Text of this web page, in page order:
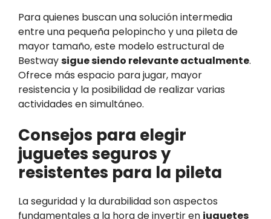
Para quienes buscan una solución intermedia
entre una pequeña pelopincho y una pileta de
mayor tamaño, este modelo estructural de
Bestwaysigue siendo relevante actualmente.
Ofrece más espacio para jugar, mayor
resistencia y la posibilidad de realizar varias
actividades en simultáneo.
Consejos para elegir
juguetes seguros y
resistentes para la pileta
La seguridad y la durabilidad son aspectos
fundamentales a la hora de invertir en juguetes